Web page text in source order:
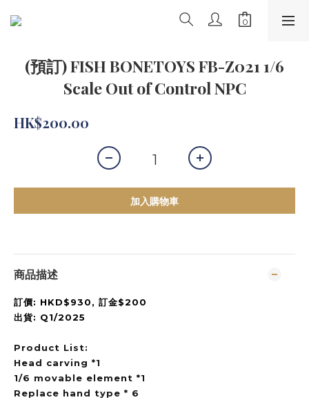
(預訂) FISH BONETOYS FB-Z021 1/6
Scale Out of Control NPC
HK$200.00
加入購物車
商品描述
訂價: HKD$930, 訂金$200
出貨: Q1/2025
Product List:
Head carving *1
1/6 movable element *1
Replace hand type * 6